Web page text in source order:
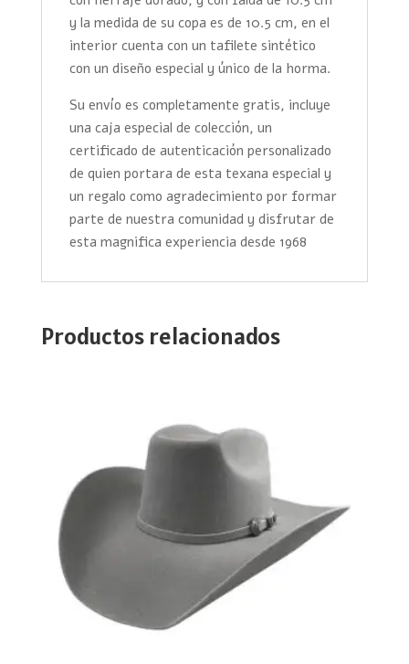
y la medida de su copa es de 10.5 cm, en el
interior cuenta con un tafilete sintético
con un diseño especial y único de la horma.
Su envío es completamente gratis, incluye
una caja especial de colección, un
certificado de autenticación personalizado
de quien portara de esta texana especial y
un regalo como agradecimiento por formar
parte de nuestra comunidad y disfrutar de
esta magnifica experiencia desde 1968
Productos relacionados